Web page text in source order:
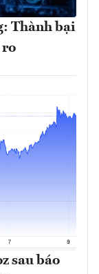
Thành bại
ro
sau báo